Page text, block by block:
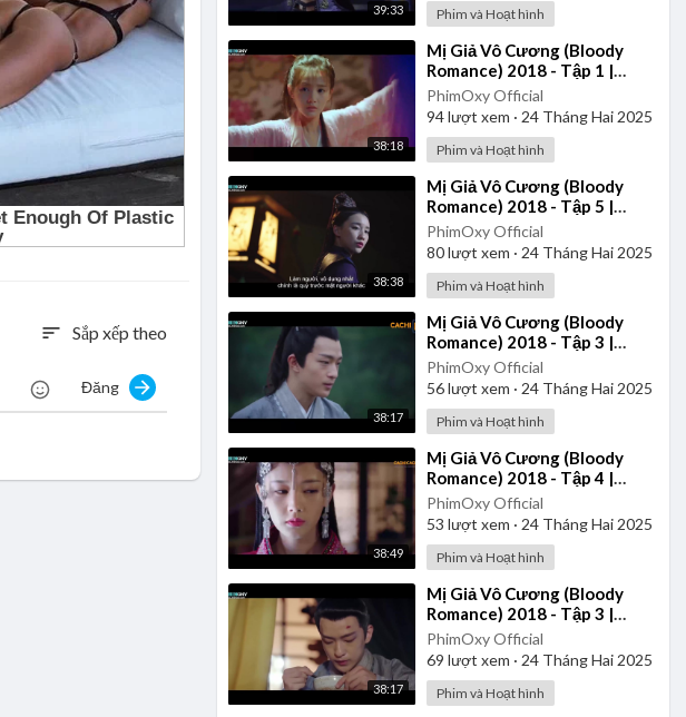
39:33 Phim và Hoạt hình
38:18
⁣Mị Giả Vô Cương (Bloody
Romance) 2018 - Tập 1 |
Vietsub
PhimOxy Official
94lượt xem · 24 Tháng Hai 2025
Phim và Hoạt hình
38:38
⁣Mị Giả Vô Cương (Bloody
Romance) 2018 - Tập 5 |
Vietsub
PhimOxy Official
80lượt xem · 24 Tháng Hai 2025
Phim và Hoạt hình
38:17
⁣Mị Giả Vô Cương (Bloody
Romance) 2018 - Tập 3 |
Thuyết Minh
PhimOxy Official
56lượt xem · 24 Tháng Hai 2025
Phim và Hoạt hình
38:49
⁣Mị Giả Vô Cương (Bloody
Romance) 2018 - Tập 4 |
Thuyết Minh
PhimOxy Official
53 lượt xem · 24 Tháng Hai 2025
Phim và Hoạt hình
38:17
⁣Mị Giả Vô Cương (Bloody
Romance) 2018 - Tập 3 |
Vietsub
PhimOxy Official
69 lượt xem · 24 Tháng Hai 2025
Phim và Hoạt hình
sort Sắp xếp theo
Đăng